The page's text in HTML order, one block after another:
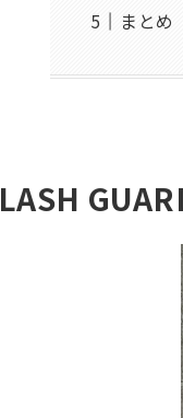
まとめ
LASH